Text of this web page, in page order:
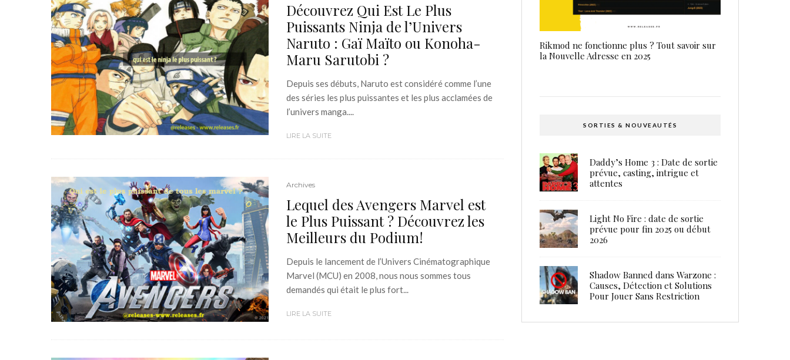
Découvrez Qui Est Le Plus
Puissants Ninja de l’Univers
Naruto : Gaï Maïto ou Konoha-
Maru Sarutobi ?
Depuis ses débuts, Naruto est considéré comme l’une
des séries les plus puissantes et les plus acclamées de
l’univers manga....
LIRE LA SUITE
Archives
Lequel des Avengers Marvel est
le Plus Puissant ? Découvrez les
Meilleurs du Podium!
Depuis le lancement de l’Univers Cinématographique
Marvel (MCU) en 2008, nous nous sommes tous
demandés qui était le plus fort...
LIRE LA SUITE
Rikmod ne fonctionne plus ? Tout savoir sur
la Nouvelle Adresse en 2025
SORTIES & NOUVEAUTÉS
Daddy’s Home 3 : Date de sortie
prévue, casting, intrigue et
attentes
Light No Fire : date de sortie
prévue pour fin 2025 ou début
2026
Shadow Banned dans Warzone :
Causes, Détection et Solutions
Pour Jouer Sans Restriction